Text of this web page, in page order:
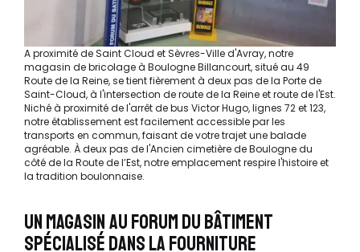
A proximité de Saint Cloud et Sèvres-Ville d'Avray, notre
magasin de bricolage à Boulogne Billancourt, situé au 49
Route de la Reine, se tient fièrement à deux pas de la Porte de
Saint-Cloud, à l'intersection de route de la Reine et route de l'Est.
Niché à proximité de l'arrêt de bus Victor Hugo, lignes 72 et 123,
notre établissement est facilement accessible par les
transports en commun, faisant de votre trajet une balade
agréable. À deux pas de l'Ancien cimetière de Boulogne du
côté de la Route de l’Est, notre emplacement respire l'histoire et
la tradition boulonnaise.
UN MAGASIN AU FORUM DU BÂTIMENT
SPÉCIALISÉ DANS LA FOURNITURE